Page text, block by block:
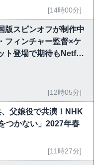
[14時00分]
版スピンオフが制作中
フィンチャー監督×ケ
ト登場で期待もNetflix
[12時05分]
父娘役で共演！NHK
つかない」2027年春
[11時27分]